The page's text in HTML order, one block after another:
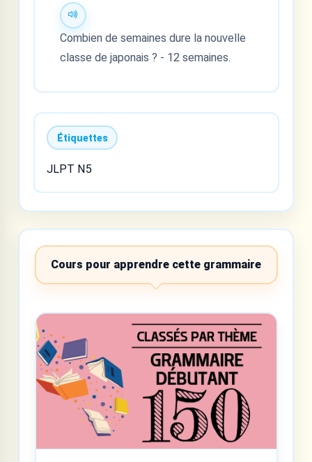
Combien de semaines dure la nouvelle
classe de japonais ? - 12 semaines.
Étiquettes
JLPT N5
Cours pour apprendre cette grammaire